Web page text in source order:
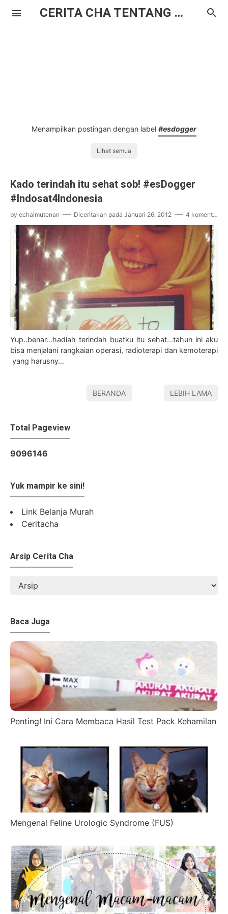
CERITA CHA TENTANG HAL BIASA
Menampilkan postingan dengan label #esdogger
Lihat semua
Kado terindah itu sehat sob! #esDogger
#Indosat4Indonesia
by echaimutenan Diceritakan pada Januari 26, 2012 4 komentar
Yup..benar...hadiah terindah buatku itu sehat...tahun ini aku
bisa menjalani rangkaian operasi, radioterapi dan kemoterapi
yang harusny…
BERANDA LEBIH LAMA
Total Pageview
9096146
Yuk mampir ke sini!
Link Belanja Murah
Ceritacha
Arsip Cerita Cha
Baca Juga
Penting! Ini Cara Membaca Hasil Test Pack Kehamilan
Mengenal Feline Urologic Syndrome (FUS)